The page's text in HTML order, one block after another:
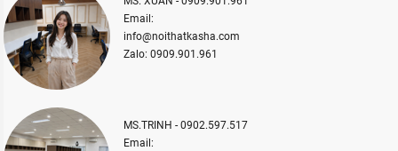
Email:
info@noithatkasha.com
Zalo: 0909.901.961
MS.TRINH - 0902.597.517
Email: